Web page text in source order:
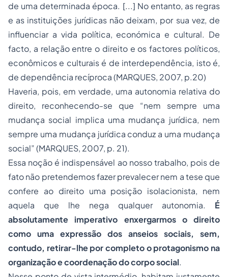
de uma determinada época. [...] No entanto, as regras
e as instituições jurídicas não deixam, por sua vez, de
influenciar a vida política, económica e cultural. De
facto, a relação entre o direito e os factores políticos,
econômicos e culturais é de interdependência, isto é,
de dependência recíproca (MARQUES, 2007, p.20)
Haveria, pois, em verdade, uma autonomia relativa do
direito, reconhecendo-se que “nem sempre uma
mudança social implica uma mudança jurídica, nem
sempre uma mudança jurídica conduz a uma mudança
social” (MARQUES, 2007, p. 21).
Essa noção é indispensável ao nosso trabalho, pois de
fato não pretendemos fazer prevalecer nem a tese que
confere ao direito uma posição isolacionista, nem
aquela que lhe nega qualquer autonomia. É
absolutamente imperativo enxergarmos o direito
como uma expressão dos anseios sociais, sem,
contudo, retirar-lhe por completo o protagonismo na
organização e coordenação do corpo social.